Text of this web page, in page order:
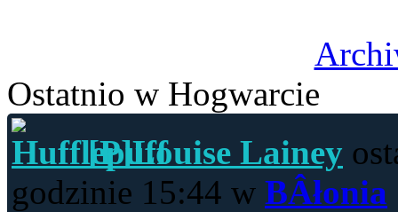
Ostatnio w Hogwarcie
[P]Louise Lainey
godzinie 15:44 w BÂłonia